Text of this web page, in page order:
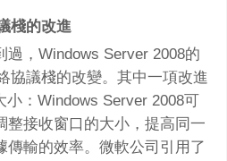
棧的改進
，Windows Server 2008的
協議棧的改變。其中一項改進
小：Windows Server 2008可
整接收窗口的大小，提高同一
傳輸的效率。微軟公司引用了